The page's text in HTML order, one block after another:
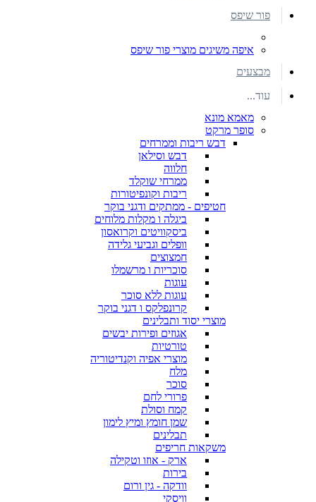
פור שיפס
איפה משיגים מוצרי פור שיפס
מבצעים
עוד...
מאמא מונא
סופר מרקט
דבש ריבות וממרחים
דבש וסילאן
חלווה
ממרחי שוקלד
ריבות וקונפיטורות
חטיפים - ממתקים ודגני בוקר
ביגלה ו מקלות מלוחים
ביסקוויטים וקרואסון
וופלים וגביעי גלידה
חמצוצים
סוכריות ו מרשמלו
עוגות
עוגות ללא סוכר
קרונפלקס ו דגני בוקר
מוצרי יסוד ותבלינים
אגוזים ופירות יבשים
טורטיות
מוצרי אפיה וקנדיטוריה
מלח
סוכר
פרורי לחם
קמח וסולת
שמן חומץ ומיץ לימון
תבלינים
משקאות חריפים
ארק - אוזו וטקילה
בירות
וודקה - גין ורום
וויסקי